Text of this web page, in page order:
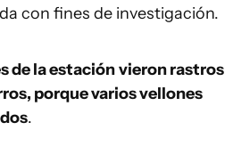
con fines de investigación.
de la estaciónvieron rastros
porque varios vellones
.